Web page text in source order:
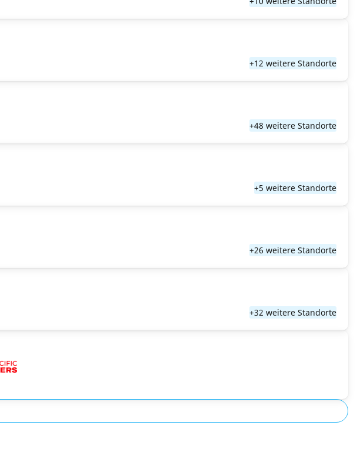
+12 weitere Standorte
+48 weitere Standorte
+5 weitere Standorte
+26 weitere Standorte
+32 weitere Standorte